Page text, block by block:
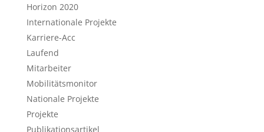
Horizon 2020
Internationale Projekte
Karriere-Acc
Laufend
Mitarbeiter
Mobilitätsmonitor
Nationale Projekte
Projekte
Publikationsartikel